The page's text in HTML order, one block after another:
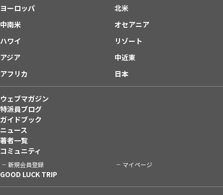
ヨーロッパ
北米
中南米
オセアニア
ハワイ
リゾート
アジア
中近東
アフリカ
日本
ウェブマガジン
特派員ブログ
ガイドブック
ニュース
著者一覧
コミュニティ
新規会員登録 マイページ
GOOD LUCK TRIP